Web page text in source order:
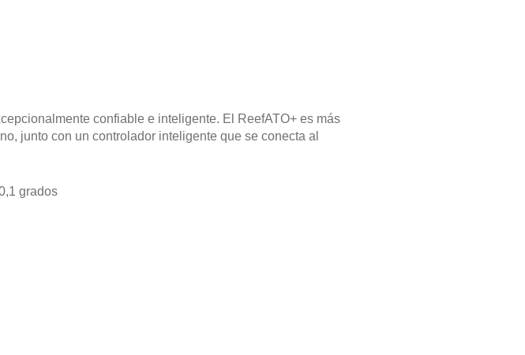
confiable e inteligente. El ReefATO+ es más
junto con un controlador inteligente que se conecta al
grados